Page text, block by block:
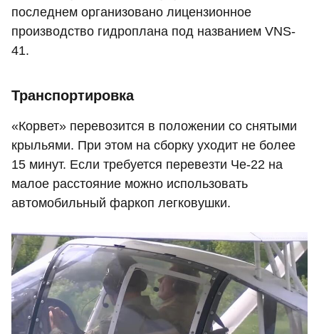
последнем организовано лицензионное
производство гидроплана под названием VNS-
41.
Транспортировка
«Корвет» перевозится в положении со снятыми
крыльями. При этом на сборку уходит не более
15 минут. Если требуется перевезти Че-22 на
малое расстояние можно использовать
автомобильный фаркоп легковушки.